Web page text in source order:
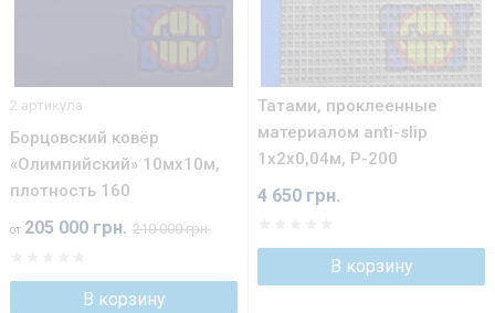
2 артикула
Борцовский ковёр
«Олимпийский» 10мх10м,
плотность 160
от 205 000 грн. 210 000 грн.
В корзину
Татами, проклеенные
материалом anti-slip
1х2х0,04м, Р-200
4 650 грн.
В корзину